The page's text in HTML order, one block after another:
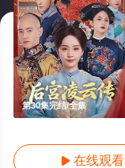
第30集完结/全集
 在线观看